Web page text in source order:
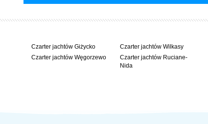
Czarter jachtów Giżycko
Czarter jachtów Węgorzewo
Czarter jachtów Wilkasy
Czarter jachtów Ruciane-
Nida